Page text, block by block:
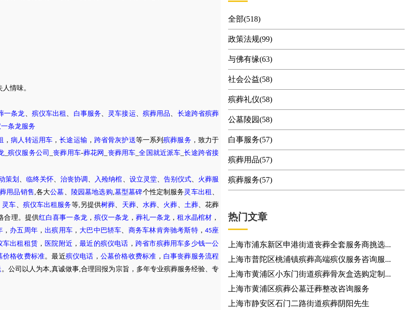
情味。
一条龙 殡仪车出租 白事服务 灵车接运 殡葬用品
长途跨省殡葬
条龙服务
，病人转运用车 ，长途运输， 跨省骨灰护送等一系列殡葬服务 ，致力于
_殡仪服务公司 _丧葬用车-葬花网 丧葬用车 _全国就近派车 _长途跨省接
策划 临终关怀 、治丧协调 入殓纳棺 设立灵堂、 告别仪式、 火葬服
用品销售 ,各大公墓 陵园墓地选购 墓型墓碑个性定制服务 灵车出租
灵车 殡仪车出租服务等,另提供树葬 天葬、 水葬 火葬 土葬、花葬
合理。提供红白喜事一条龙 ， 殡仪一条龙 ， 葬礼一条龙 ，租水晶棺材 ，
， 办五周年，出殡用车 ， 大巴中巴轿车 商务车林肯奔驰考斯特， 45座
车出租租赁， 医院附近 ，最近的殡仪电话 ， 跨省市殡葬用车多少钱一公
价格收费标准。最近殡仪电话 ， 公墓价格收费标准 ， 白事丧葬服务流程
。公司以人为本,真诚做事,合理回报为宗旨，多年专业殡葬服务经验、专
全部(518)
政策法规(99)
与佛有缘(63)
社会公益(58)
殡葬礼仪(58)
公墓陵园(58)
白事服务(57)
殡葬用品(57)
殡葬服务(57)
热门文章
上海市浦东新区申港街道丧葬全套服务商挑选...
上海市普陀区桃浦镇殡葬高端殡仪服务咨询服...
上海市黄浦区小东门街道殡葬骨灰盒选购定制...
上海市黄浦区殡葬公墓迁葬整改咨询服务
上海市静安区石门二路街道殡葬阴阳先生